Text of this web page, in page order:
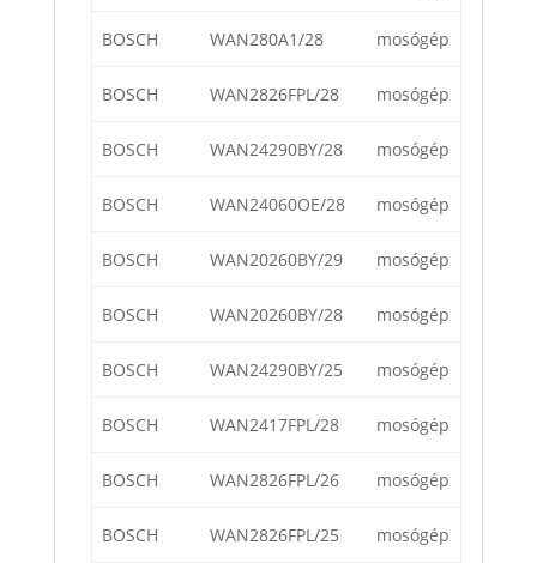
BOSCH WAN280A1/28 mosógép
BOSCH WAN2826FPL/28 mosógép
BOSCH WAN24290BY/28 mosógép
BOSCH WAN24060OE/28 mosógép
BOSCH WAN20260BY/29 mosógép
BOSCH WAN20260BY/28 mosógép
BOSCH WAN24290BY/25 mosógép
BOSCH WAN2417FPL/28 mosógép
BOSCH WAN2826FPL/26 mosógép
BOSCH WAN2826FPL/25 mosógép